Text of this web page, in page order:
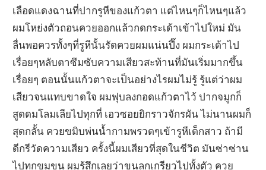
เลือดแดงฉานที่ปากรูหีของแก้วตา แต่ไหนๆก็ไหนๆแล้ว
ผมโหย่งตัวถอนควยออกแล้วกดกระเด้าเข้าไปใหม่ มัน
ลื่นพอควรทั้งๆที่รูหีนั้นรัดควยผมแน่นปึ๊ง ผมกระเด้าไป
เรื่อยๆหลับตาซึมซับความเสียวสะท้านที่มันเริ่มมากขึ้น
เรื่อยๆ ตอนนั้นแก้วตาจะเป็นอย่างไรผมไม่รู้ รู้แต่ว่าผม
เสียวจนแทบขาดใจ ผมฟุบลงกอดแก้วตาไว้ ปากจมูกก็
สูดดมโลมเลียไปทุกที่ เอวซอยยิกราวจักรผัน ไม่นานผมก็
สุดกลั้น ควยขมิบพ่นน้ำกามพรวดๆเข้ารูหีเด็กสาว ถ้ามี
ดีกรีวัดความเสียว ครั้งนี้ผมเสียวที่สุดในชีวิต มันซ่าซ่าน
ไปทุกขุมขน ผมรู้สึกเลยว่าขนลุกเกรียวไปทั้งตัว ควย